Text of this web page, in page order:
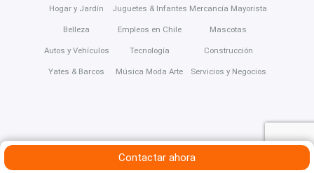
Contactar ahora
Hogar y Jardín
Belleza
Autos y Vehículos
Yates & Barcos
Juguetes & Infantes
Empleos en Chile
Tecnología
Música Moda Arte
Mercancía Mayorista
Mascotas
Construcción
Servicios y Negocios